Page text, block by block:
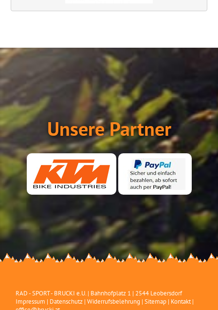
Unsere Partner
RAD - SPORT - BRUCKI e.U. | Bahnhofplatz 1 | 2544 Leobersdorf
Impressum | Datenschutz |Widerrufsbelehrung |Sitemap | Kontakt|